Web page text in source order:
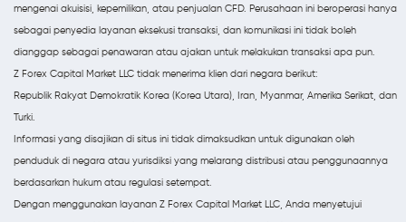
mengenai akuisisi, kepemilikan, atau penjualan CFD. Perusahaan ini beroperasi hanya
sebagai penyedia layanan eksekusi transaksi, dan komunikasi ini tidak boleh
dianggap sebagai penawaran atau ajakan untuk melakukan transaksi apa pun.
Z Forex Capital Market LLC tidak menerima klien dari negara berikut:
Republik Rakyat Demokratik Korea (Korea Utara), Iran, Myanmar, Amerika Serikat, dan
Turki.
Informasi yang disajikan di situs ini tidak dimaksudkan untuk digunakan oleh
penduduk di negara atau yurisdiksi yang melarang distribusi atau penggunaannya
berdasarkan hukum atau regulasi setempat.
Dengan menggunakan layanan Z Forex Capital Market LLC, Anda menyetujui